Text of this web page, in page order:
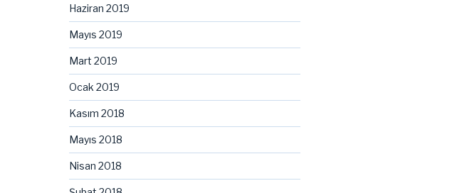
Haziran 2019
Mayıs 2019
Mart 2019
Ocak 2019
Kasım 2018
Mayıs 2018
Nisan 2018